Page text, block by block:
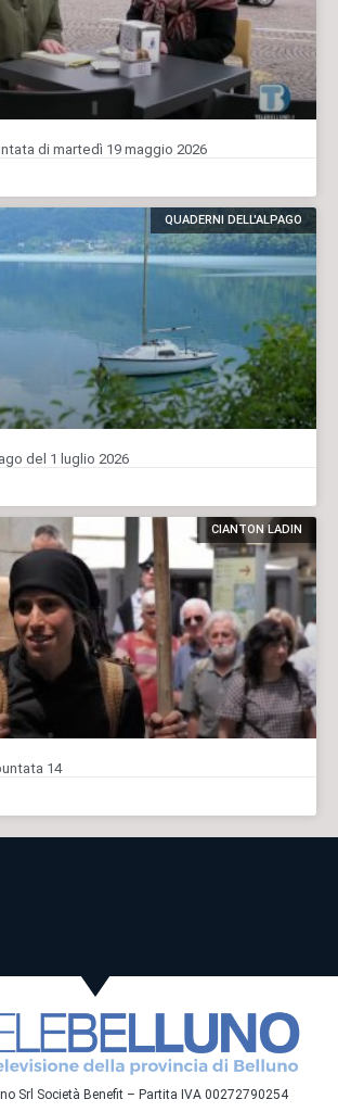
di martedì 19 maggio 2026
QUADERNI DELL'ALPAGO
del 1 luglio 2026
CIANTON LADIN
14
Srl Società Benefit – Partita IVA 00272790254